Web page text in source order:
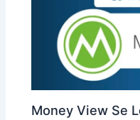
Money View Se